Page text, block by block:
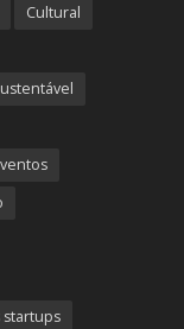
Cultural
startups